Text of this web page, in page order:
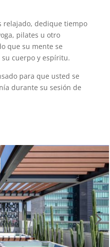
relajado, dedique tiempo
pilates u otro
que su mente se
cuerpo y espíritu.
para que usted se
durante su sesión de